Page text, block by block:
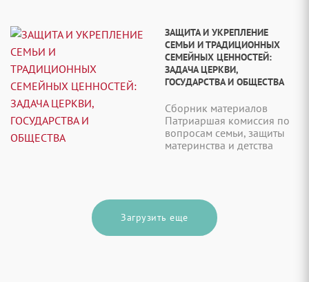
ЗАЩИТА И УКРЕПЛЕНИЕ
СЕМЬИ И ТРАДИЦИОННЫХ
СЕМЕЙНЫХ ЦЕННОСТЕЙ:
ЗАДАЧА ЦЕРКВИ,
ГОСУДАРСТВА И ОБЩЕСТВА
Сборник материалов
Патриаршая комиссия по
вопросам семьи, защиты
материнства и детства
Загрузить еще